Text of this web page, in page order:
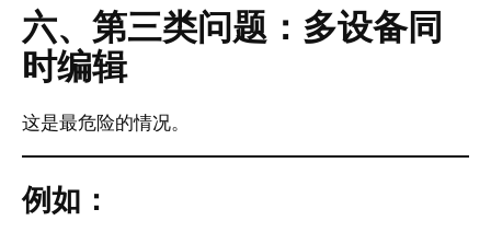
六、第三类问题：多设备同
时编辑
这是最危险的情况。
例如：